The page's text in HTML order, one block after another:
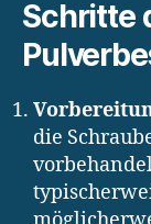
Schritte
die